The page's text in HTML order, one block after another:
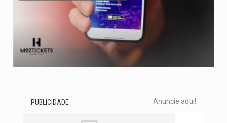
PUBLICIDADE Anuncie aqui!